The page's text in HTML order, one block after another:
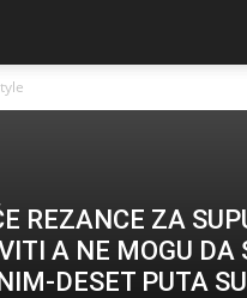
REZANCE ZA
A NE MOGU DA
DESET PUTA